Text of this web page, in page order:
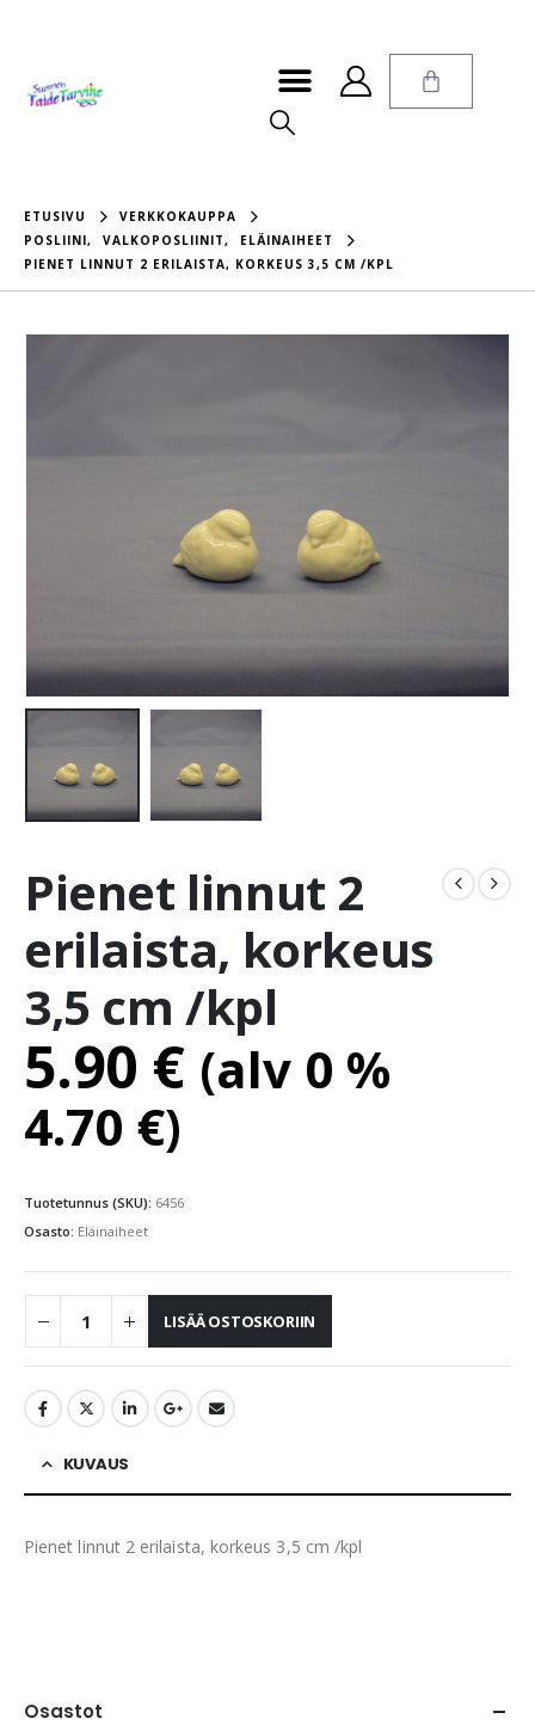
ETUSIVU
VERKKOKAUPPA
POSLIINI, VALKOPOSLIINIT,
ELÄINAIHEET
PIENET LINNUT 2 ERILAISTA, KORKEUS 3,5 CM /KPL
Pienet linnut 2
erilaista, korkeus
3,5 cm /kpl
5.90 € (alv 0 %
4.70 €)
Tuotetunnus (SKU): 6456
Osasto: Eläinaiheet
LISÄÄ OSTOSKORIIN
KUVAUS
Pienet linnut 2 erilaista, korkeus 3,5 cm /kpl
Osastot